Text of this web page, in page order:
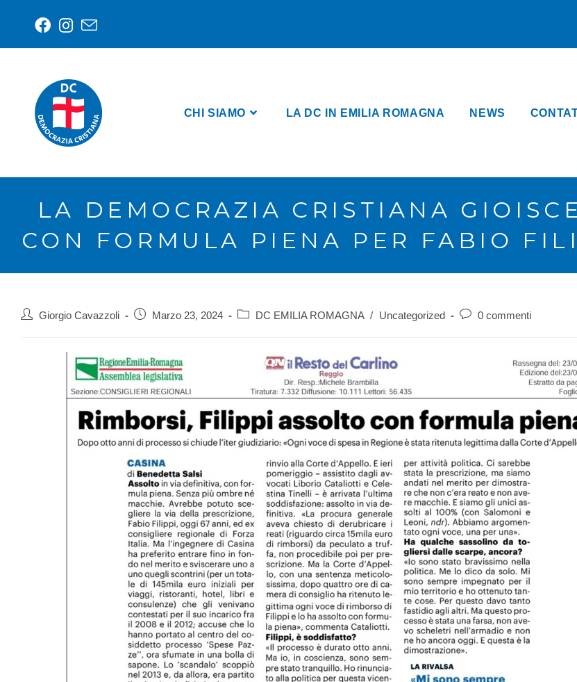
CHI SIAMO LA DC IN EMILIA ROMAGNA NEWS
LA DEMOCRAZIA CRISTIANA
CON FORMULA PIENA PER FABIO
Giorgio Cavazzoli Marzo 23, 2024 DC EMILIA ROMAGNA / Uncategorized 0 commenti